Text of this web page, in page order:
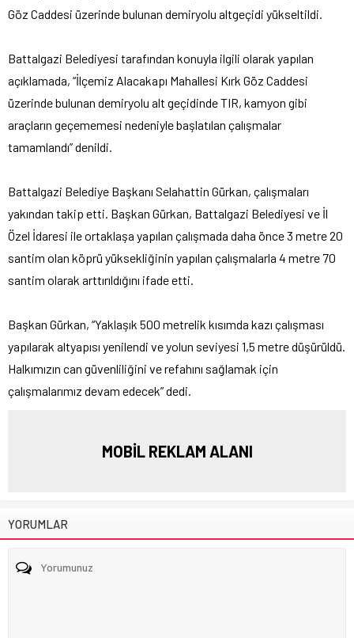
Göz Caddesi üzerinde bulunan demiryolu altgeçidi yükseltildi.
Battalgazi Belediyesi tarafından konuyla ilgili olarak yapılan
açıklamada, “İlçemiz Alacakapı Mahallesi Kırk Göz Caddesi
üzerinde bulunan demiryolu alt geçidinde TIR, kamyon gibi
araçların geçememesi nedeniyle başlatılan çalışmalar
tamamlandı” denildi.
Battalgazi Belediye Başkanı Selahattin Gürkan, çalışmaları
yakından takip etti. Başkan Gürkan, Battalgazi Belediyesi ve İl
Özel İdaresi ile ortaklaşa yapılan çalışmada daha önce 3 metre 20
santim olan köprü yüksekliğinin yapılan çalışmalarla 4 metre 70
santim olarak arttırıldığını ifade etti.
Başkan Gürkan, “Yaklaşık 500 metrelik kısımda kazı çalışması
yapılarak altyapısı yenilendi ve yolun seviyesi 1,5 metre düşürüldü.
Halkımızın can güvenliliğini ve refahını sağlamak için
çalışmalarımız devam edecek” dedi.
MOBİL REKLAM ALANI
YORUMLAR